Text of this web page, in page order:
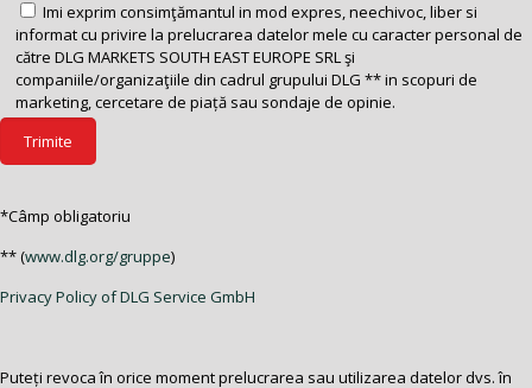
Imi exprim consimţămantul in mod expres, neechivoc, liber si
informat cu privire la prelucrarea datelor mele cu caracter personal de
către DLG MARKETS SOUTH EAST EUROPE SRL şi
companiile/organizaţiile din cadrul grupului DLG ** in scopuri de
marketing, cercetare de piață sau sondaje de opinie.
*Câmp obligatoriu
** (www.dlg.org/gruppe)
Privacy Policy of DLG Service GmbH
Puteți revoca în orice moment prelucrarea sau utilizarea datelor dvs. în